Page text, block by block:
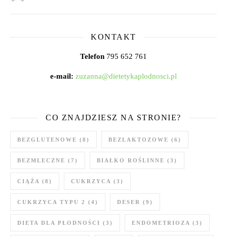
KONTAKT
Telefon 795 652 761
e-mail: zuzanna@dietetykaplodnosci.pl
CO ZNAJDZIESZ NA STRONIE?
BEZGLUTENOWE (8) BEZLAKTOZOWE (6)
BEZMLECZNE (7) BIAŁKO ROŚLINNE (3)
CIĄŻA (8) CUKRZYCA (3)
CUKRZYCA TYPU 2 (4) DESER (9)
DIETA DLA PŁODNOŚCI (3) ENDOMETRIOZA (3)